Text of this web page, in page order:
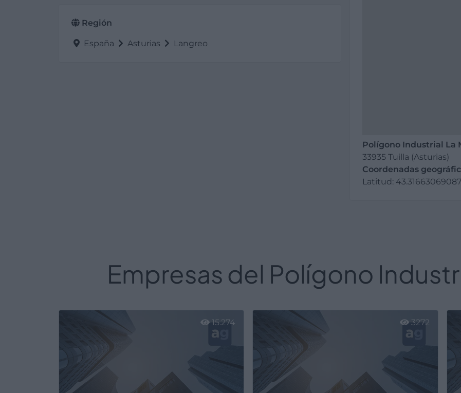
Región
España Asturias Langreo
Polígono Industrial La
33935 Tuilla (Asturias)
Coordenadas
Latitud:
Empresas del Polígono
15.274 3272